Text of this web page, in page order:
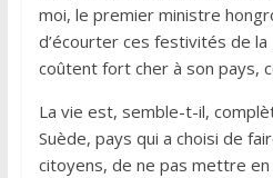
moi, le premier ministre
d’écourter ces festivités de la
coûtent fort cher à son pays,
La vie est, semble-t-il,
Suède, pays qui a choisi de
citoyens, de ne pas mettre